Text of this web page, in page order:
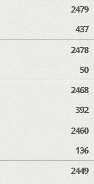
2479
437
2478
50
2468
392
2460
136
2449